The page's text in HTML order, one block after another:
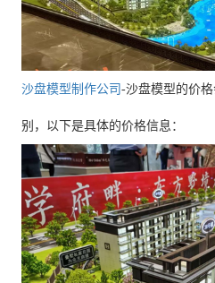
沙盘模型制作公司-沙盘模型的价
别，以下是具体的价格信息：